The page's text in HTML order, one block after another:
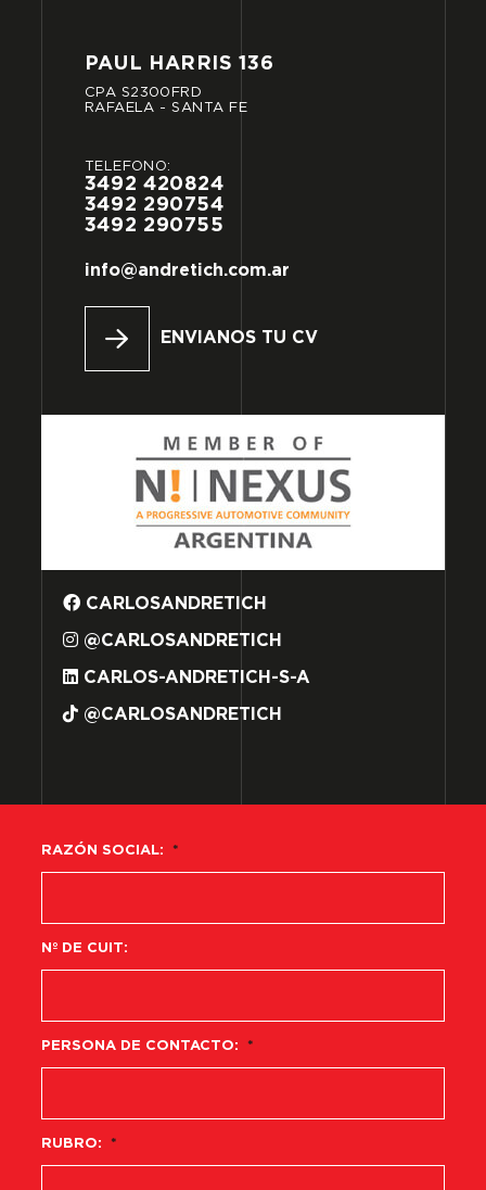
PAUL HARRIS 136
CPA S2300FRD
RAFAELA
- SANTA FE
TELÉFONO:
3492 420824
3492 290754
3492 290755
info@andretich.com.ar
ENVIANOS TU CV
CARLOSANDRETICH
@CARLOSANDRETICH
CARLOS-ANDRETICH-S-A
@CARLOSANDRETICH
RAZÓN SOCIAL: *
Nº DE CUIT:
PERSONA DE CONTACTO: *
RUBRO: *